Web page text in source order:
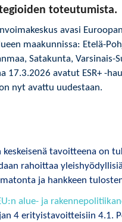
toteutumista.
avasi
maakunnissa: Etelä-
Satakunta,
17.3.2026 avatut ESR+ -
nyt avattu uudestaan.
keskeisenä tavoitteena
rahoittaa
ja hankkeen
alue- ja
4 erityistavoitteisiin 4.1.